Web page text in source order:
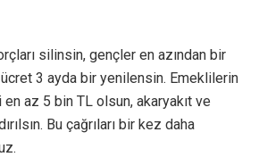
silinsin, gençler en azından bir
3 ayda bir yenilensin. Emeklilerin
az 5 bin TL olsun, akaryakıt ve
Bu çağrıları bir kez daha